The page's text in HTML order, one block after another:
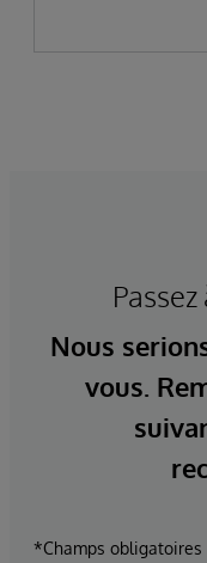
Nous
vous.
*Champs obligatoires